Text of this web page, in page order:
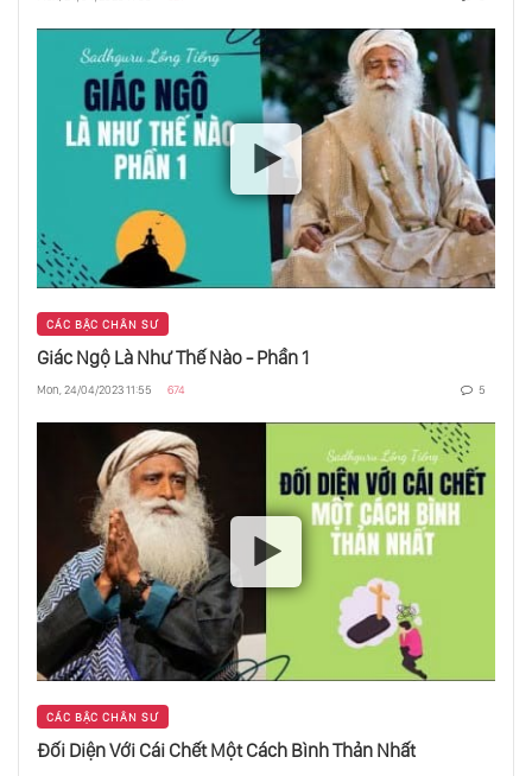
Mặt Trăng Enceladus Nhiệm Vụ Thế Kỷ
Hành Tinh Có Sự Sống Và Nền Văn Minh Bị
Lãng Quên
Vũ Trụ Phẳng Nhưng Tại Sao?
Là Gì?
Động Cơ Lượng Tử Phản Hấp Dẫn
Cạnh Ngoài Của Vũ Trụ Là Gì?
CÁC BẬC CHÂN SƯ
Giác Ngộ Là Như Thế Nào - Phần 1
Mon, 24/04/2023 11:55 674 5
CÁC BẬC CHÂN SƯ
Đối Diện Với Cái Chết Một Cách Bình Thản Nhất